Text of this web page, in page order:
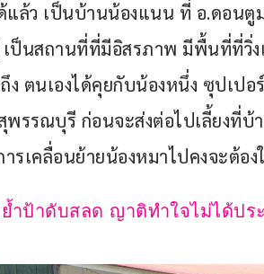
ล้ว เป็นบ้านน้องแนน ที่ อ.ดอน
เป็นสถานที่ที่มีอิสรภาพ มีพื้นที่ที่วิ่
ตนเองได้คุยกับน้องหนึ่ง ซุปเป
พรรณบุรี ก่อนจะส่งต่อไปเลี้ยงที่
รเคลื่อนย้ายน้องหมาไปคงจะต้อง
ำป้าดับสลด ญาติทำใจไม่ได้ปร